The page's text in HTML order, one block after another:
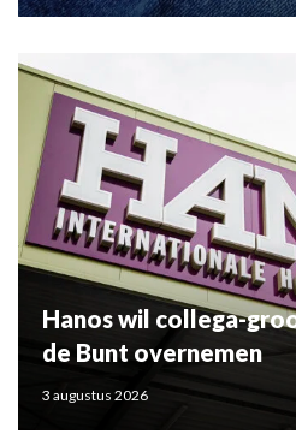
Hanos wil collega-
de Bunt overnemen
3 augustus 2026